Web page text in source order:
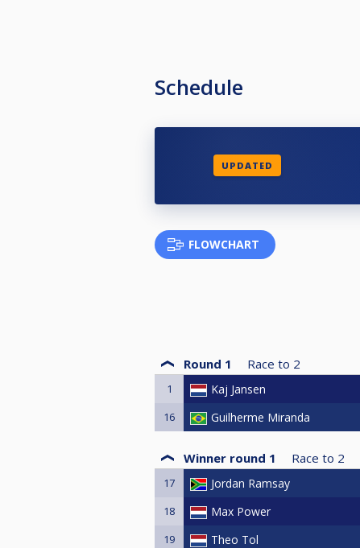
Schedule
UPDATED
FLOWCHART
Round 1 Race to 2
1 Kaj Jansen
16 Guilherme Miranda
Winner round 1 Race to 2
17 Jordan Ramsay
18 Max Power
19 Theo Tol